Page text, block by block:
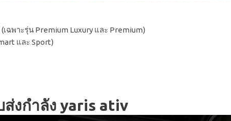
ฉพาะรุ่น Premium Luxury และ Premium)
และ Sport)
ส่งกำลัง yaris ativ